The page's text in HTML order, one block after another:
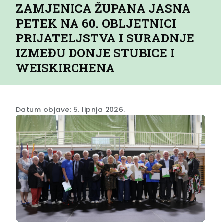
ZAMJENICA ŽUPANA JASNA
PETEK NA 60. OBLJETNICI
PRIJATELJSTVA I SURADNJE
IZMEĐU DONJE STUBICE I
WEISKIRCHENA
Datum objave: 5. lipnja 2026.